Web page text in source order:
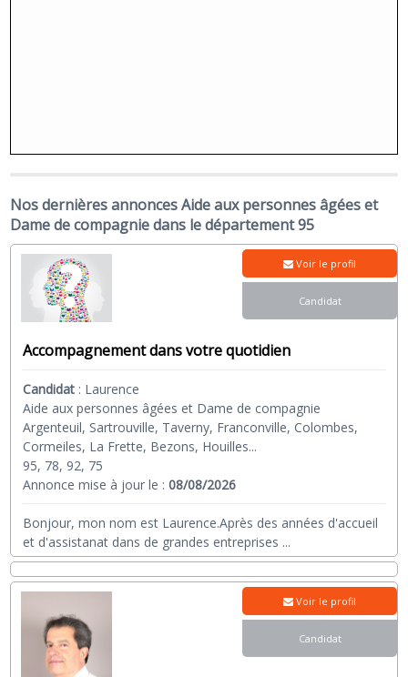
Nos dernières annonces Aide aux personnes âgées et
Dame de compagnie dans le département 95
Accompagnement dans votre quotidien
Candidat : Laurence
Aide aux personnes âgées et Dame de compagnie
Argenteuil, Sartrouville, Taverny, Franconville, Colombes,
Cormeiles, La Frette, Bezons, Houilles...
95, 78, 92, 75
Annonce mise à jour le :08/08/2026
Bonjour, mon nom est Laurence.Après des années d'accueil
et d'assistanat dans de grandes entreprises ...
Voir le profil
Candidat
Voir le profil
Candidat